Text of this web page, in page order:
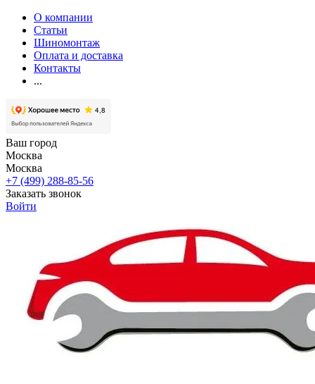
О компании
Статьи
Шиномонтаж
Оплата и доставка
Контакты
...
Ваш город
Москва
Москва
+7 (499) 288-85-56
Заказать звонок
Войти